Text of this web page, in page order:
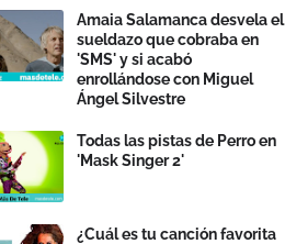
Amaia Salamanca desvela el
sueldazo que cobraba en
'SMS' y si acabó
enrollándose con Miguel
Ángel Silvestre
Todas las pistas de Perro en
'Mask Singer 2'
¿Cuál es tu canción favorita